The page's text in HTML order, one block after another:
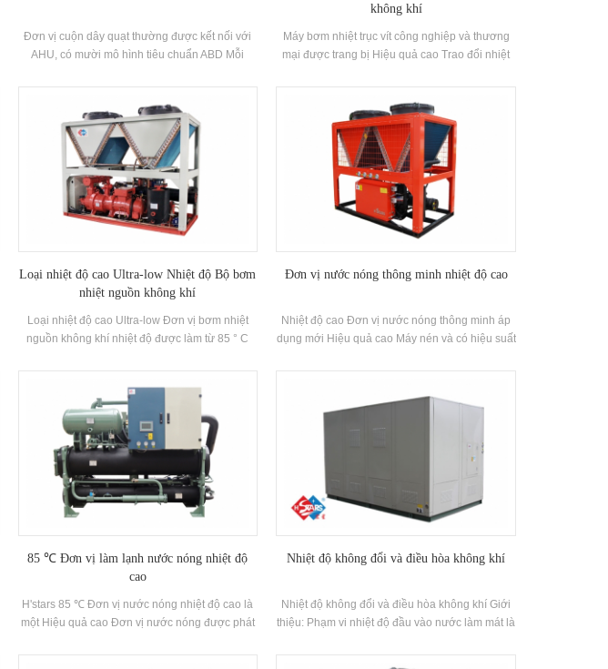
Đơn vị cuộn dây quạt thường được kết nối với
AHU, có mười mô hình tiêu chuẩn ABD Mỗi
thấp và cao tĩnh. Nó có các đặc điểm tải thay đổi
và mạnh mẽ khả năng thích ứng.
không khí
Máy bơm nhiệt trục vít công nghiệp và thương
mại được trang bị Hiệu quả cao Trao đổi nhiệt
dựng hệ thống điều hòa không khí, văn phòng
vừa và nhỏ, xưởng xưởng, cửa hàng rượu vang,
biệt thự và máy lạnh khác Môi trường.
Loại nhiệt độ cao Ultra-low Nhiệt độ Bộ bơm
nhiệt nguồn không khí
Loại nhiệt độ cao Ultra-low Đơn vị bơm nhiệt
nguồn không khí nhiệt độ được làm từ 85 ° C
có công suất sưởi ấm định mức 88KW Công
suất đầu vào 37,5kw Phạm vi nhiệt độ nước
nóng 55 ° C-85 ° C
Đơn vị nước nóng thông minh nhiệt độ cao
Nhiệt độ cao Đơn vị nước nóng thông minh áp
dụng mới Hiệu quả cao Máy nén và có hiệu suất
điện, in và nhuộm, y học và các ngành công
nghiệp khác.
85 ℃ Đơn vị làm lạnh nước nóng nhiệt độ
cao
H'stars 85 ℃ Đơn vị nước nóng nhiệt độ cao là
một Hiệu quả cao Đơn vị nước nóng được phát
đầu vào và nước ngoài của nguồn nhiệt nhiệt
Nhiệt độ không đổi và điều hòa không khí
Nhiệt độ không đổi và điều hòa không khí Giới
thiệu: Phạm vi nhiệt độ đầu vào nước làm mát là
18 ~ 28 ° C, ± 1 ° C Phạm vi kiểm soát độ ẩm là